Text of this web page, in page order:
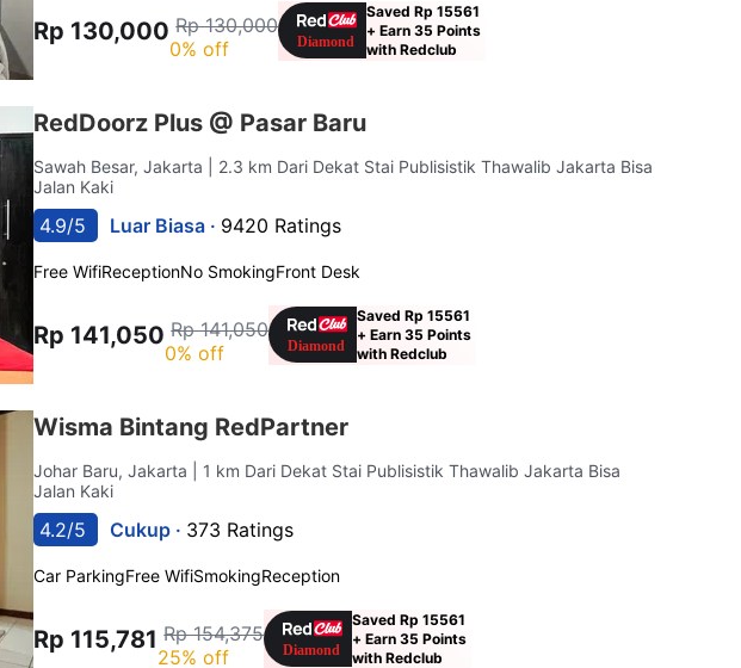
Rp 130,000 Rp 130,000
0% off
Saved Rp 15561
+ Earn 35 Points
with Redclub
RedDoorz Plus @ Pasar Baru
Sawah Besar, Jakarta
| 2.3 km Dari Dekat Stai Publisistik Thawalib Jakarta Bisa
Jalan Kaki
4.9/5 Luar Biasa · 9420 Ratings
Free WifiReceptionNo SmokingFront Desk
Rp 141,050 Rp 141,050
0% off
Saved Rp 15561
+ Earn 35 Points
with Redclub
Wisma Bintang RedPartner
Johar Baru, Jakarta
| 1 km Dari Dekat Stai Publisistik Thawalib Jakarta Bisa
Jalan Kaki
4.2/5 Cukup · 373 Ratings
Car ParkingFree WifiSmokingReception
Rp 115,781 Rp 154,375
25% off
Saved Rp 15561
+ Earn 35 Points
with Redclub